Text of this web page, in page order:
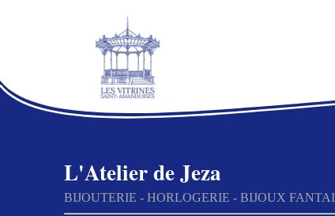
L'Atelier de Jeza
BIJOUTERIE - HORLOGERIE - BIJOUX